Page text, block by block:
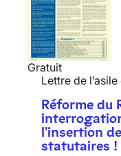
Gratuit
Lettre de
Réforme du
l'insertion
statutaires !